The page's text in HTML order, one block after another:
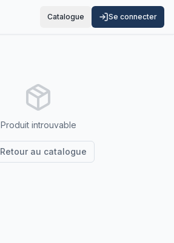
Catalogue Se connecter
Produit introuvable
Retour au catalogue